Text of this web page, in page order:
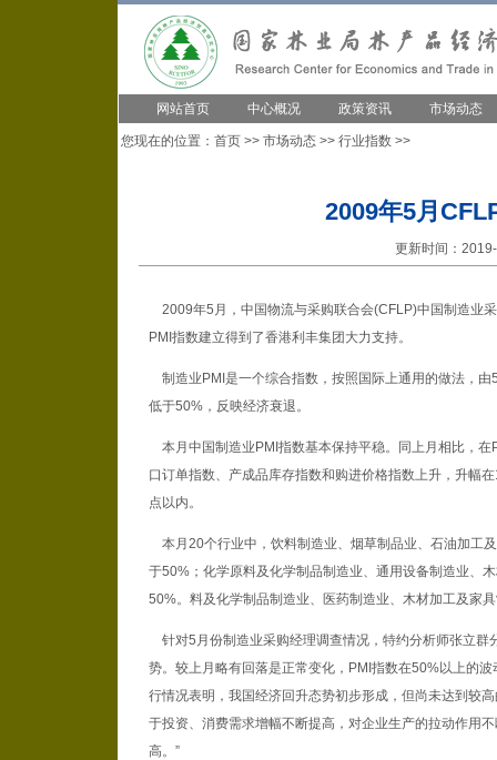
网站首页 中心概况 政策资讯 市场动态
您现在的位置： 首页 >> 市场动态 >> 行业指数 >>
2009年5月
更新时间：
2009年5月，中国物流与采购联合会(CFLP)中国制造业
PMI指数建立得到了香港利丰集团大力支持。
制造业PMI是一个综合指数，按照国际上通用的做法，
低于50%，反映经济衰退。
本月中国制造业PMI指数基本保持平稳。同上月相比，
口订单指数、产成品库存指数和购进价格指数上升，升幅
点以内。
本月20个行业中，饮料制造业、烟草制品业、石油加工
于50%；化学原料及化学制品制造业、通用设备制造业、
50%。料及化学制品制造业、医药制造业、木材加工及家
针对5月份制造业采购经理调查情况，特约分析师张立群
势。较上月略有回落是正常变化，PMI指数在50%以上的
行情况表明，我国经济回升态势初步形成，但尚未达到较
于投资、消费需求增幅不断提高，对企业生产的拉动作用
高。”